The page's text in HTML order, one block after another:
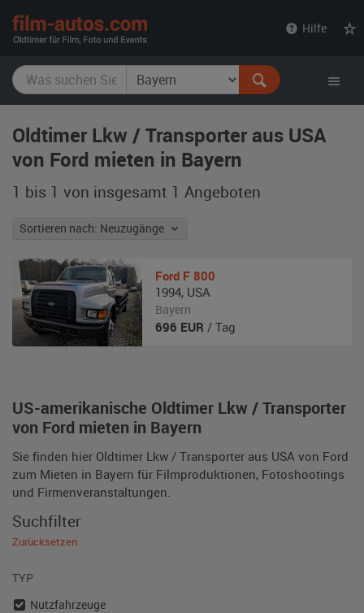
Hilfe
Oldtimer Lkw / Transporter aus USA
von Ford mieten in Bayern
1 bis 1 von insgesamt 1 Angeboten
Sortieren nach: Neuzugänge
US-amerikanische Oldtimer Lkw / Transporter
von Ford mieten in Bayern
Sie finden hier Oldtimer Lkw / Transporter aus USA von Ford
zum Mieten in Bayern für Filmproduktionen, Fotoshootings
und Firmenveranstaltungen.
Ford F 800
1994, USA
Bayern
696 EUR / Tag
Suchfilter
Zurücksetzen
TYP
Nutzfahrzeuge